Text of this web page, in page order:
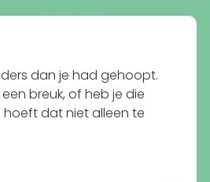
dan je had gehoopt.
breuk, of heb je die
hoeft dat niet alleen te